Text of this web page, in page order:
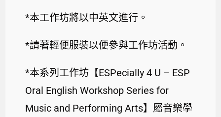
*本工作坊將以中英文進行。
*請著輕便服裝以便參與工作坊活動。
*本系列工作坊【ESPecially 4 U – ESP
Oral English Workshop Series for
Music and Performing Arts】屬音樂學